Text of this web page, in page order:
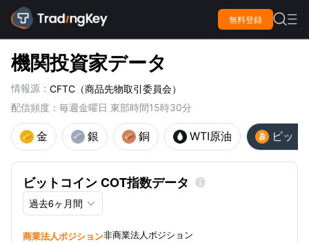
無料登録  
機関投資家データ
情報源： CFTC（商品先物取引委員会）
配信頻度：毎週金曜日 東部時間15時30分
金 銀 銅 WTI原油 ビット
ビットコイン COT指数データ 
過去6ヶ月間 
商業法人ポジション非商業法人ポジション